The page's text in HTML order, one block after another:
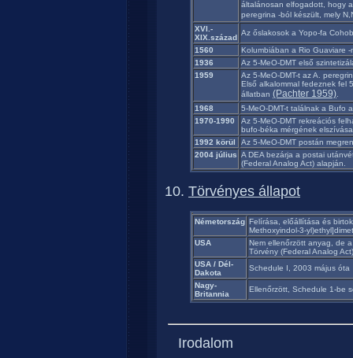
általánosan elfogadott, hogy
peregrina -ból készült, mely
XVI.-
XIX.század
Az őslakosok a Yopo-fa
1560
Kolumbiában a Rio Guaviare
1936
Az 5-MeO-DMT első
1959
Az 5-MeO-DMT-t az A.
Első alkalommal fedeznek fel
állatban (Pachter 1959)
1968
5-MeO-DMT-t találnak a Bufo
1970-1990
Az 5-MeO-DMT rekreációs
bufo-béka mérgének
1992 körül
Az 5-MeO-DMT postán
2004 július A DEA bezárja a postai
(Federal Analog Act) alapján.
Törvényes állapot
Németország Felírása, előállítása és
Methoxyindol-3-
USA
Nem ellenőrzött anyag, de
Törvény (Federal Analog
USA / Dél-
Dakota
Schedule I, 2003 május óta
Nagy-
Britannia
Ellenőrzött, Schedule 1-be
Irodalom